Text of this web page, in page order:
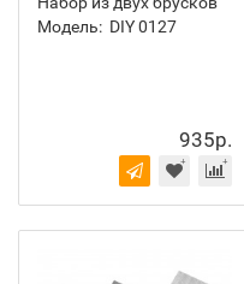
Модель: DIY 0127
935р.